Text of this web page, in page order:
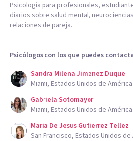
Psicología para profesionales,
diarios sobre salud mental,
relaciones de pareja.
Psicólogos con los que puedes
Sandra Milena Jimenez Duque
Miami, Estados Unidos de América
Gabriela Sotomayor
Miami, Estados Unidos de América
Maria De Jesus Gutierrez Tellez
San Francisco, Estados Unidos de